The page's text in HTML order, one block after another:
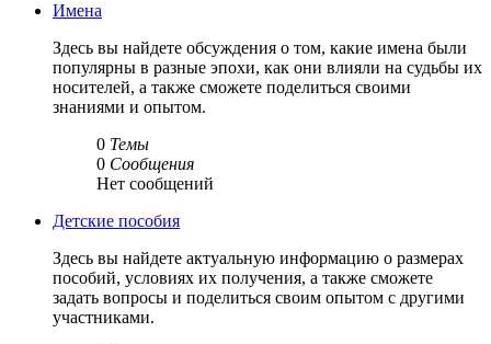
Имена
Здесь вы найдете обсуждения о том, какие имена были
популярны в разные эпохи, как они влияли на судьбы их
носителей, а также сможете поделиться своими
знаниями и опытом.
0 Темы
0 Сообщения
Нет сообщений
Детские пособия
Здесь вы найдете актуальную информацию о размерах
пособий, условиях их получения, а также сможете
задать вопросы и поделиться своим опытом с другими
участниками.